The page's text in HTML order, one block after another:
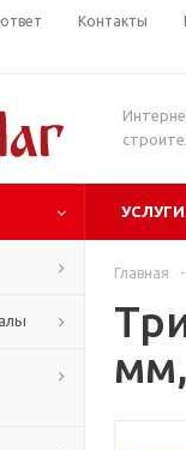
Контакты
УСЛУГИ
Главная -